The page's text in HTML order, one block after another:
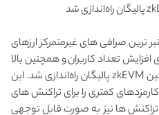
ترین صرافی های غیرمتمرکز ارزهای
تعداد کاربران و همچنین بالا
بردن در آمدهای خود، بر روی بلاک چین zkEVM پالیگان راه‌اندازی شد. این
کمتری را برای تراکنش های
ها نیز به صورت قابل توجهی